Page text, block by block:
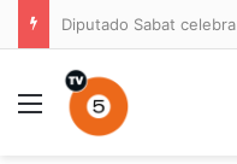
Menú